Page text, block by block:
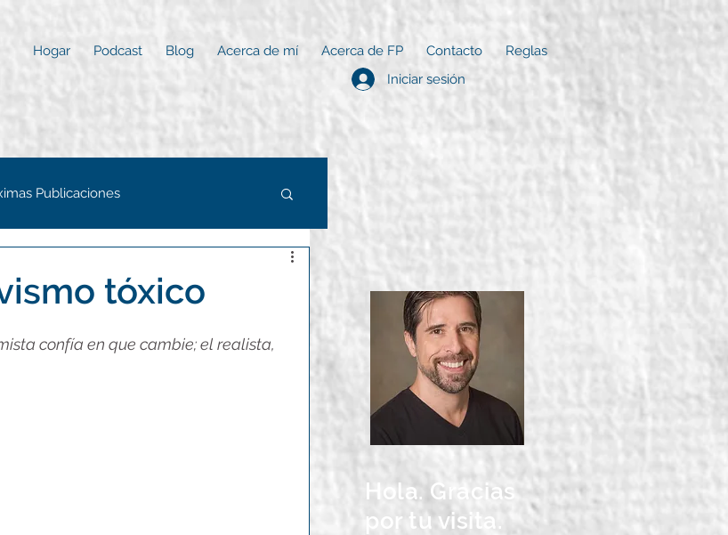
Hogar Podcast Blog Acerca de mí Acerca de FP Contacto
Reglas
Iniciar sesión
Publicaciones
tóxico
confía en que cambie; el realista,
Hola. Gracias
por tu visita.